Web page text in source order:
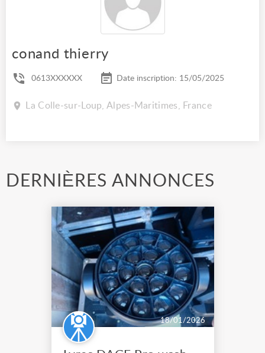
conand thierry
0613XXXXXX Date inscription: 15/05/2025
La Colle-sur-Loup, Alpes-Maritimes, France
DERNIÈRES ANNONCES
18/01/2026